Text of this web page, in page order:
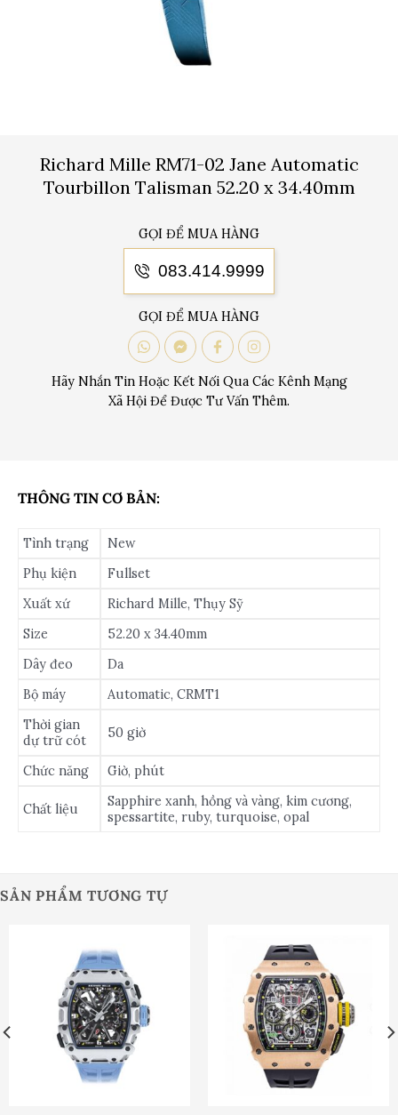
Richard Mille RM71-02 Jane Automatic
Tourbillon Talisman 52.20 x 34.40mm
GỌI ĐỂ MUA HÀNG
083.414.9999
GỌI ĐỂ MUA HÀNG
Hãy Nhắn Tin Hoặc Kết Nối Qua Các Kênh Mạng
Xã Hội Để Được Tư Vấn Thêm.
THÔNG TIN CƠ BẢN:
Tình trạng
New
Phụ kiện
Fullset
Xuất xứ
Richard Mille, Thụy Sỹ
Size
52.20 x 34.40mm
Dây đeo
Da
Bộ máy
Automatic, CRMT1
Thời gian
dự trữ cót
50 giờ
Chức năng Giờ, phút
Chất liệu
Sapphire xanh, hồng và vàng, kim cương,
spessartite, ruby, turquoise, opal
SẢN PHẨM TƯƠNG TỰ